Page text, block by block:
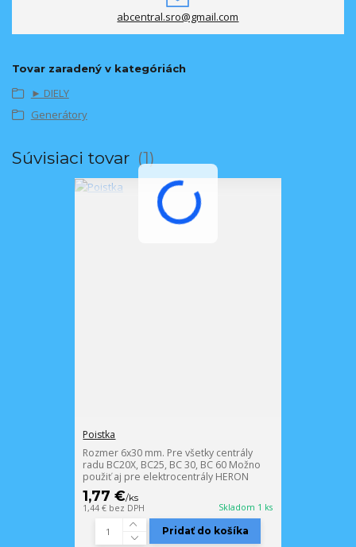
abcentral.sro@gmail.com
Tovar zaradený v kategóriách
► DIELY
Generátory
Súvisiaci tovar 1
Poistka
Rozmer 6x30 mm. Pre všetky centrály
radu BC20X, BC25, BC 30, BC 60 Možno
použiť aj pre elektrocentrály HERON
1,77 €/ks
1,44 € bez DPH Skladom 1 ks
Pridať do košíka